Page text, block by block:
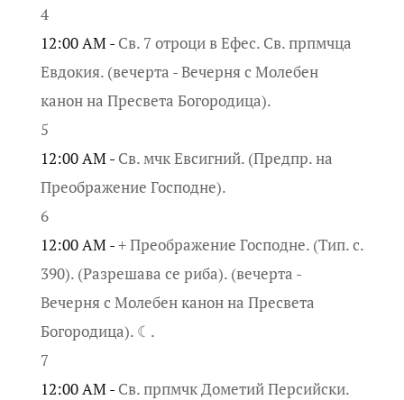
4
12:00 AM - Св. 7 отроци в Ефес. Св. прпмчца
Евдокия. (вечерта - Вечерня с Молебен
канон на Пресвета Богородица).
5
12:00 AM - Св. мчк Евсигний. (Предпр. на
Преображение Господне).
6
12:00 AM -+ Преображение Господне. (Тип. с.
390). (Разрешава се риба). (вечерта -
Вечерня с Молебен канон на Пресвета
Богородица). ☾.
7
12:00 AM - Св. прпмчк Дометий Персийски.